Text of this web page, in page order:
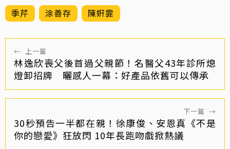
季芹 涂善存 陳姸霏
← 上一篇
林逸欣喪父後首過父親節！名醫父43年診所熄
燈卸招牌 曬感人一幕：好產品依舊可以傳承
下一篇 →
30秒預告一半都在親！徐康俊、安恩真《不是
你的戀愛》狂放閃 10年長跑吻戲掀熱議